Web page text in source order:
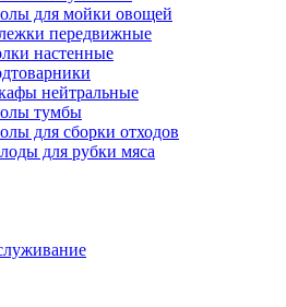
для мойки овощей
передвижные
настенные
нейтральные
тумбы
для сборки отходов
для рубки мяса